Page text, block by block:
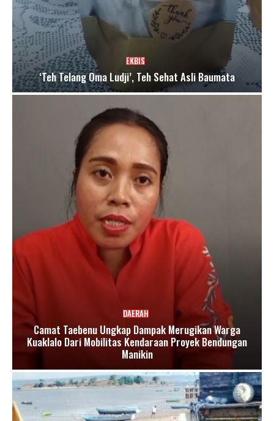
EKBIS
‘Teh Telang Oma Ludji’, Teh Sehat Asli Baumata
DAERAH
Camat Taebenu Ungkap Dampak Merugikan Warga
Kuaklalo Dari Mobilitas Kendaraan Proyek Bendungan
Manikin